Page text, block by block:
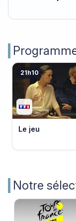
21h10
Le jeu
Notre